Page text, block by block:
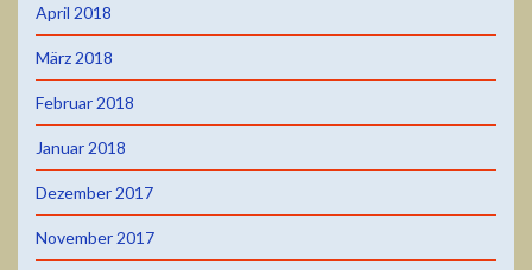
April 2018
März 2018
Februar 2018
Januar 2018
Dezember 2017
November 2017